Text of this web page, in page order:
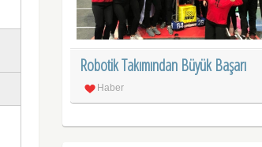
Robotik Takımından Büyük Başarı
Haber